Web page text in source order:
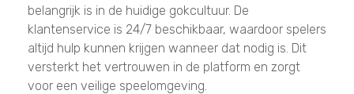
belangrijk is in de huidige gokcultuur. De
klantenservice is 24/7 beschikbaar, waardoor spelers
altijd hulp kunnen krijgen wanneer dat nodig is. Dit
versterkt het vertrouwen in de platform en zorgt
voor een veilige speelomgeving.